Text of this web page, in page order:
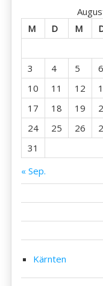
M
D M
3
4 5 6
10
11 12
17
18 19
24
25 26
31
« Sep.
Kärnten